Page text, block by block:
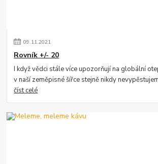
09.11.2021
Rovník +/- 20
I když vědci stále více upozorňují na globální
v naší zeměpisné šířce stejně nikdy
číst celé